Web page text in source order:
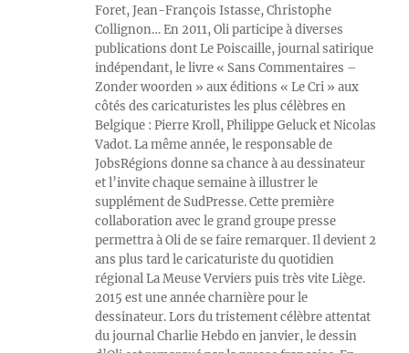
Foret, Jean-François Istasse, Christophe
Collignon… En 2011, Oli participe à diverses
publications dont Le Poiscaille, journal satirique
indépendant, le livre « Sans Commentaires –
Zonder woorden » aux éditions « Le Cri » aux
côtés des caricaturistes les plus célèbres en
Belgique : Pierre Kroll, Philippe Geluck et Nicolas
Vadot. La même année, le responsable de
JobsRégions donne sa chance à au dessinateur
et l’invite chaque semaine à illustrer le
supplément de SudPresse. Cette première
collaboration avec le grand groupe presse
permettra à Oli de se faire remarquer. Il devient 2
ans plus tard le caricaturiste du quotidien
régional La Meuse Verviers puis très vite Liège.
2015 est une année charnière pour le
dessinateur. Lors du tristement célèbre attentat
du journal Charlie Hebdo en janvier, le dessin